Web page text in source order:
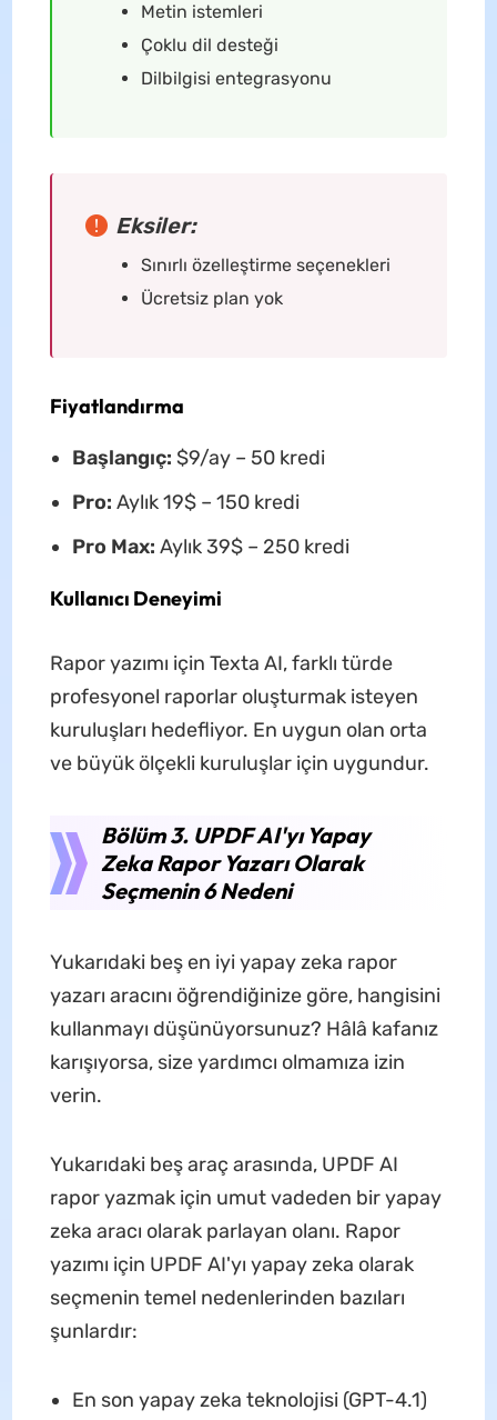
Metin istemleri
Çoklu dil desteği
Dilbilgisi entegrasyonu
Eksiler:
Sınırlı özelleştirme seçenekleri
Ücretsiz plan yok
Fiyatlandırma
Başlangıç: $9/ay – 50 kredi
Pro: Aylık 19$ – 150 kredi
Pro Max: Aylık 39$ – 250 kredi
Kullanıcı Deneyimi
Rapor yazımı için Texta AI, farklı türde
profesyonel raporlar oluşturmak isteyen
kuruluşları hedefliyor. En uygun olan orta
ve büyük ölçekli kuruluşlar için uygundur.
Bölüm 3. UPDF AI'yı Yapay
Zeka Rapor Yazarı Olarak
Seçmenin 6 Nedeni
Yukarıdaki beş en iyi yapay zeka rapor
yazarı aracını öğrendiğinize göre, hangisini
kullanmayı düşünüyorsunuz? Hâlâ kafanız
karışıyorsa, size yardımcı olmamıza izin
verin.
Yukarıdaki beş araç arasında, UPDF AI
rapor yazmak için umut vadeden bir yapay
zeka aracı olarak parlayan olanı. Rapor
yazımı için UPDF AI'yı yapay zeka olarak
seçmenin temel nedenlerinden bazıları
şunlardır:
En son yapay zeka teknolojisi (GPT-4.1)